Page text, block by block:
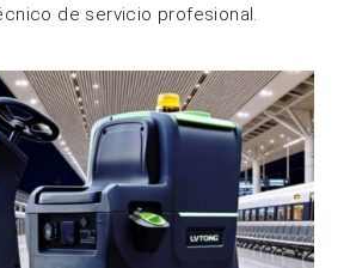
de servicio profesional.